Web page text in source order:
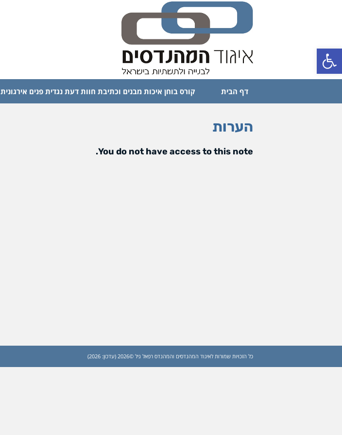
פתח סרגל נגישות
דף הבית קורס בוחן איכות מבנים וכתיבת חוות דעת נגדית פנים אירגונית
הערות
You do not have access to this note.
כל הזכויות שמורות לאיגוד המהנדסים והמהנדס רפאל גיל ©2026 (עדכון: 2026)